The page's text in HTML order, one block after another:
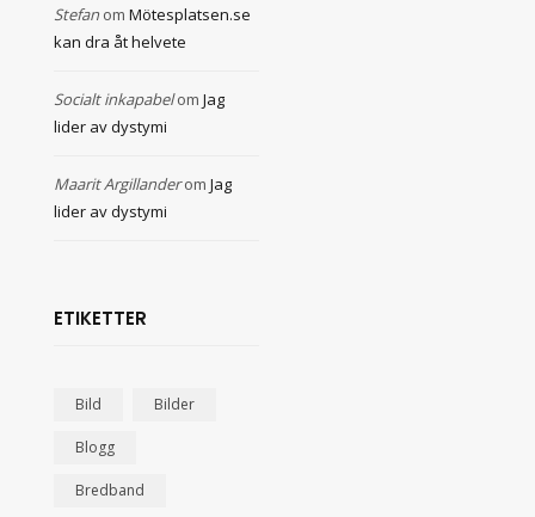
Stefan om Mötesplatsen.se
kan dra åt helvete
Socialt inkapabelom Jag
lider av dystymi
Maarit Argillanderom Jag
lider av dystymi
ETIKETTER
Bild Bilder
Blogg
Bredband